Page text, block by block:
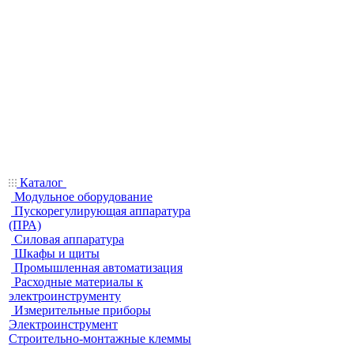
Каталог
Модульное оборудование
Пускорегулирующая аппаратура
(ПРА)
Силовая аппаратура
Шкафы и щиты
Промышленная автоматизация
Расходные материалы к
электроинструменту
Измерительные приборы
Электроинструмент
Строительно-монтажные клеммы